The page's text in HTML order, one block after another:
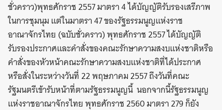
ชั่วคราว)พุทธศักราช 2557 มาตรา 4 ได้บัญญัติรับรองเสรีภาพ
ในการชุมนุม แต่ในมาตรา 47 ของรัฐธรรมนูญแห่งราช
อาณาจักรไทย (ฉบับชั่วคราว) พุทธศักราช 2557 ได้บัญญัติ
รับรองประกาศและคำสั่งของคณะรักษาความสงบแห่งชาติหรือ
คำสั่งของหัวหน้าคณะรักษาความสงบแห่งชาติที่ได้ประกาศ
หรือสั่งในระหว่างวันที่ 22 พฤษภาคม 2557 ถึงวันที่คณะ
รัฐมนตรีเข้ารับหน้าที่ตามรัฐธรรมนูญนี้ นอกจากนี้รัฐธรรมนูญ
แห่งราชอาณาจักรไทย พุทธศักราช 2560 มาตรา 279 ก็ยัง